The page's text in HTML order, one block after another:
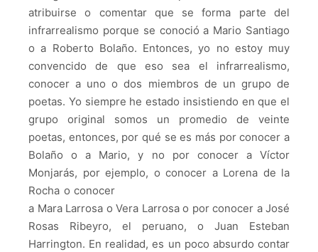
atribuirse o comentar que se forma parte del
infrarrealismo porque se conoció a Mario Santiago
o a Roberto Bolaño. Entonces, yo no estoy muy
convencido de que eso sea el infrarrealismo,
conocer a uno o dos miembros de un grupo de
poetas. Yo siempre he estado insistiendo en que el
grupo original somos un promedio de veinte
poetas, entonces, por qué se es más por conocer a
Bolaño o a Mario, y no por conocer a Víctor
Monjarás, por ejemplo, o conocer a Lorena de la
Rocha o conocer
a Mara Larrosa o Vera Larrosa o por conocer a José
Rosas Ribeyro, el peruano, o Juan Esteban
Harrington. En realidad, es un poco absurdo contar